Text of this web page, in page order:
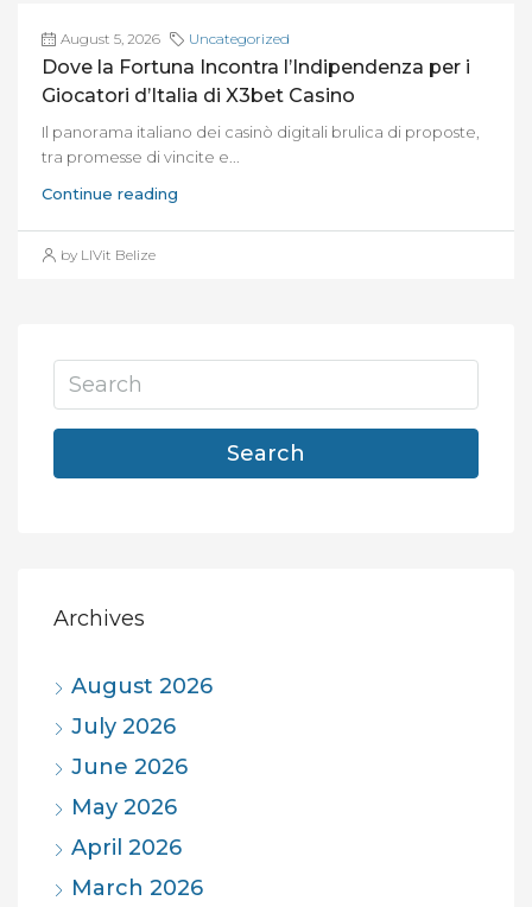
August 5, 2026 Uncategorized
Dove la Fortuna Incontra l’Indipendenza per i
Giocatori d’Italia di X3bet Casino
Il panorama italiano dei casinò digitali brulica di proposte,
tra promesse di vincite e...
Continue reading
by LIVit Belize
Search
Archives
August 2026
July 2026
June 2026
May 2026
April 2026
March 2026